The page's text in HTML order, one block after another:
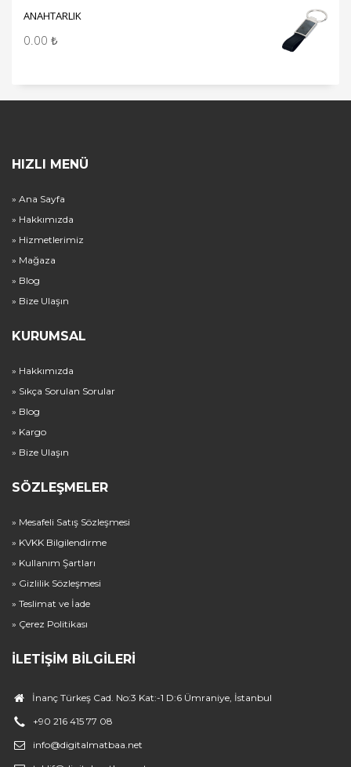
ANAHTARLIK
0.00 ₺
HIZLI MENÜ
» Ana Sayfa
» Hakkımızda
» Hizmetlerimiz
» Mağaza
» Blog
» Bize Ulaşın
KURUMSAL
» Hakkımızda
» Sıkça Sorulan Sorular
» Blog
» Kargo
» Bize Ulaşın
SÖZLEŞMELER
» Mesafeli Satış Sözleşmesi
» KVKK Bilgilendirme
» Kullanım Şartları
» Gizlilik Sözleşmesi
» Teslimat ve İade
» Çerez Politikası
İLETIŞIM BILGILERI
İnanç Türkeş Cad. No:3 Kat:-1 D:6 Ümraniye, İstanbul
+90 216 415 77 08
info@digitalmatbaa.net